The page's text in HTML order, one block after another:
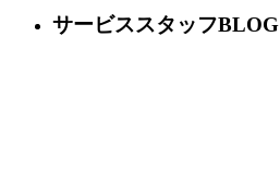
サービススタッフBLOG